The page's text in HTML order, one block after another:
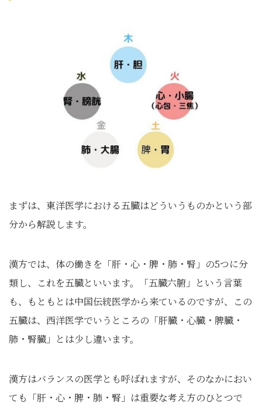
まずは、東洋医学における五臓はどういうものかという部
分から解説します。
漢方では、体の働きを「肝・心・脾・肺・腎」の5つに分
類し、これを五臓といいます。「五臓六腑」という言葉
も、もともとは中国伝統医学から来ているのですが、この
五臓は、西洋医学でいうところの「肝臓・心臓・脾臓・
肺・腎臓」とは少し違います。
漢方はバランスの医学とも呼ばれますが、そのなかにおい
ても「肝・心・脾・肺・腎」は重要な考え方のひとつで